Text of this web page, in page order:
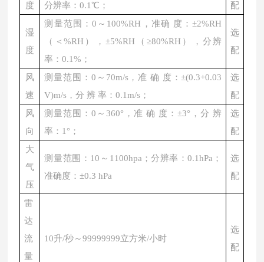
度
分辨率：0.1℃；
配
湿
度
测量范围：0～100%RH，准确 度：±2%RH
（＜%RH），±5%RH（≥80%RH），分辨
率：0.1%；
选
配
风
速
测量范围： 0～70m/s，准 确 度：±(0.3+0.03
V)m/s，分 辨 率：0.1m/s；
选
配
风
向
测量范围：0～360°，准 确 度：±3°，分 辨
率：1°；
选
配
大
气
压
测量范围： 10～1100hpa；分辨率：0.1hPa；
准确度：±0.3 hPa
选
配
雷
达
流
量
10升/秒～99999999立方米/小时
选
配